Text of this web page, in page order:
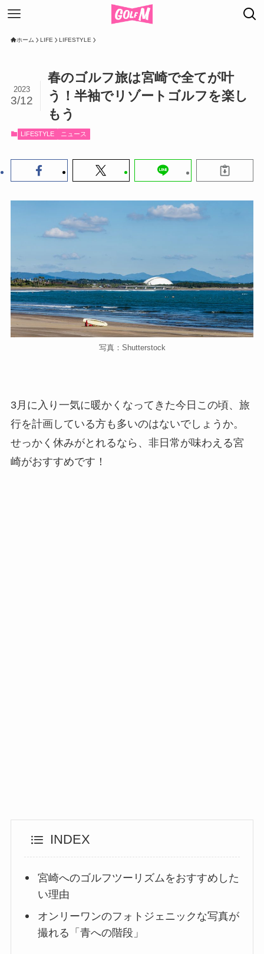
ホーム LIFE LIFESTYLE
春のゴルフ旅は宮崎で全てが叶
う！半袖でリゾートゴルフを楽し
もう
2023
3/12
LIFESTYLE ニュース
写真：Shutterstock
3月に入り一気に暖かくなってきた今日この頃、旅
行を計画している方も多いのはないでしょうか。
せっかく休みがとれるなら、非日常が味わえる宮
崎がおすすめです！
INDEX
宮崎へのゴルフツーリズムをおすすめした
い理由
オンリーワンのフォトジェニックな写真が
撮れる「青への階段」